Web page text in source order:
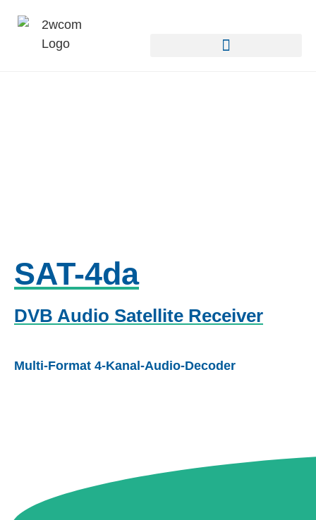
SAT-4da
DVB Audio Satellite Receiver
Multi-Format 4-Kanal-Audio-Decoder